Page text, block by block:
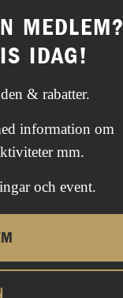
MEDLEM?
IDAG!
& rabatter.
information om
mm.
och event.